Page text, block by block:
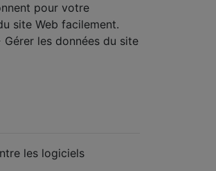
pour votre
site Web facilement.
les données du site
les logiciels